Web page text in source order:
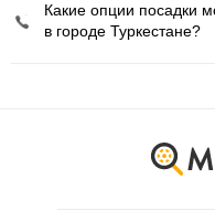
Какие опции посадки
в городе Туркестане?